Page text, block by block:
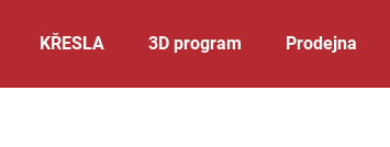
KŘESLA 3D program Prodejna